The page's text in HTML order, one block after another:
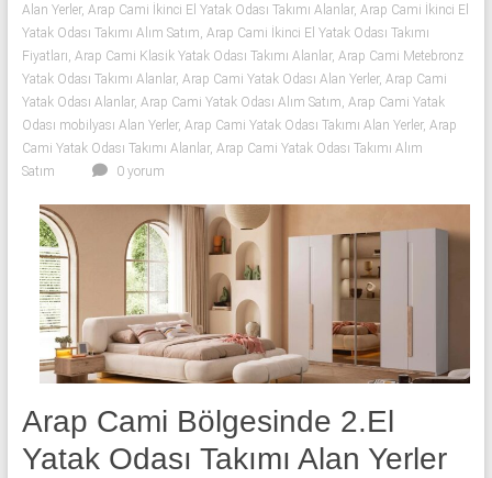
alan
yerler
olarak
2.el
yatak
odası,
Klasik
yatak
odası,
Avangard
yatak
odası,
Antika
yatak
odası
ve
Metebronz
yatak
Alan Yerler, Arap Cami İkinci El Yatak Odası Takımı Alanlar, Arap Cami İkinci El
Yatak Odası Takımı Alım Satım Arap Cami İkinci El Yatak Odası Takımı
Fiyatları Arap Cami Klasik Yatak Odası Takımı Alanlar, Arap Cami Metebronz
Yatak Odası Takımı Alanlar, Arap Cami Yatak Odası Alan Yerler, Arap Cami
Yatak Odası Alanlar, Arap Cami Yatak Odası Alım Satım Arap Cami Yatak
Odası mobilyası Alan Yerler, Arap Cami Yatak Odası Takımı Alan Yerler, Arap
Cami Yatak Odası Takımı Alanlar, Arap Cami Yatak Odası Takımı Alım
Satım
0 yorum
Arap Cami Bölgesinde 2.El
Yatak Odası Takımı Alan Yerler